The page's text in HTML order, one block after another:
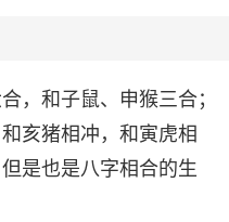
，和子鼠、申猴三合；
亥猪相冲，和寅虎相
是也是八字相合的生